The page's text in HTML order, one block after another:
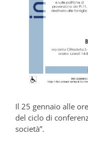
Il 25 gennaio alle
del ciclo di
società”.